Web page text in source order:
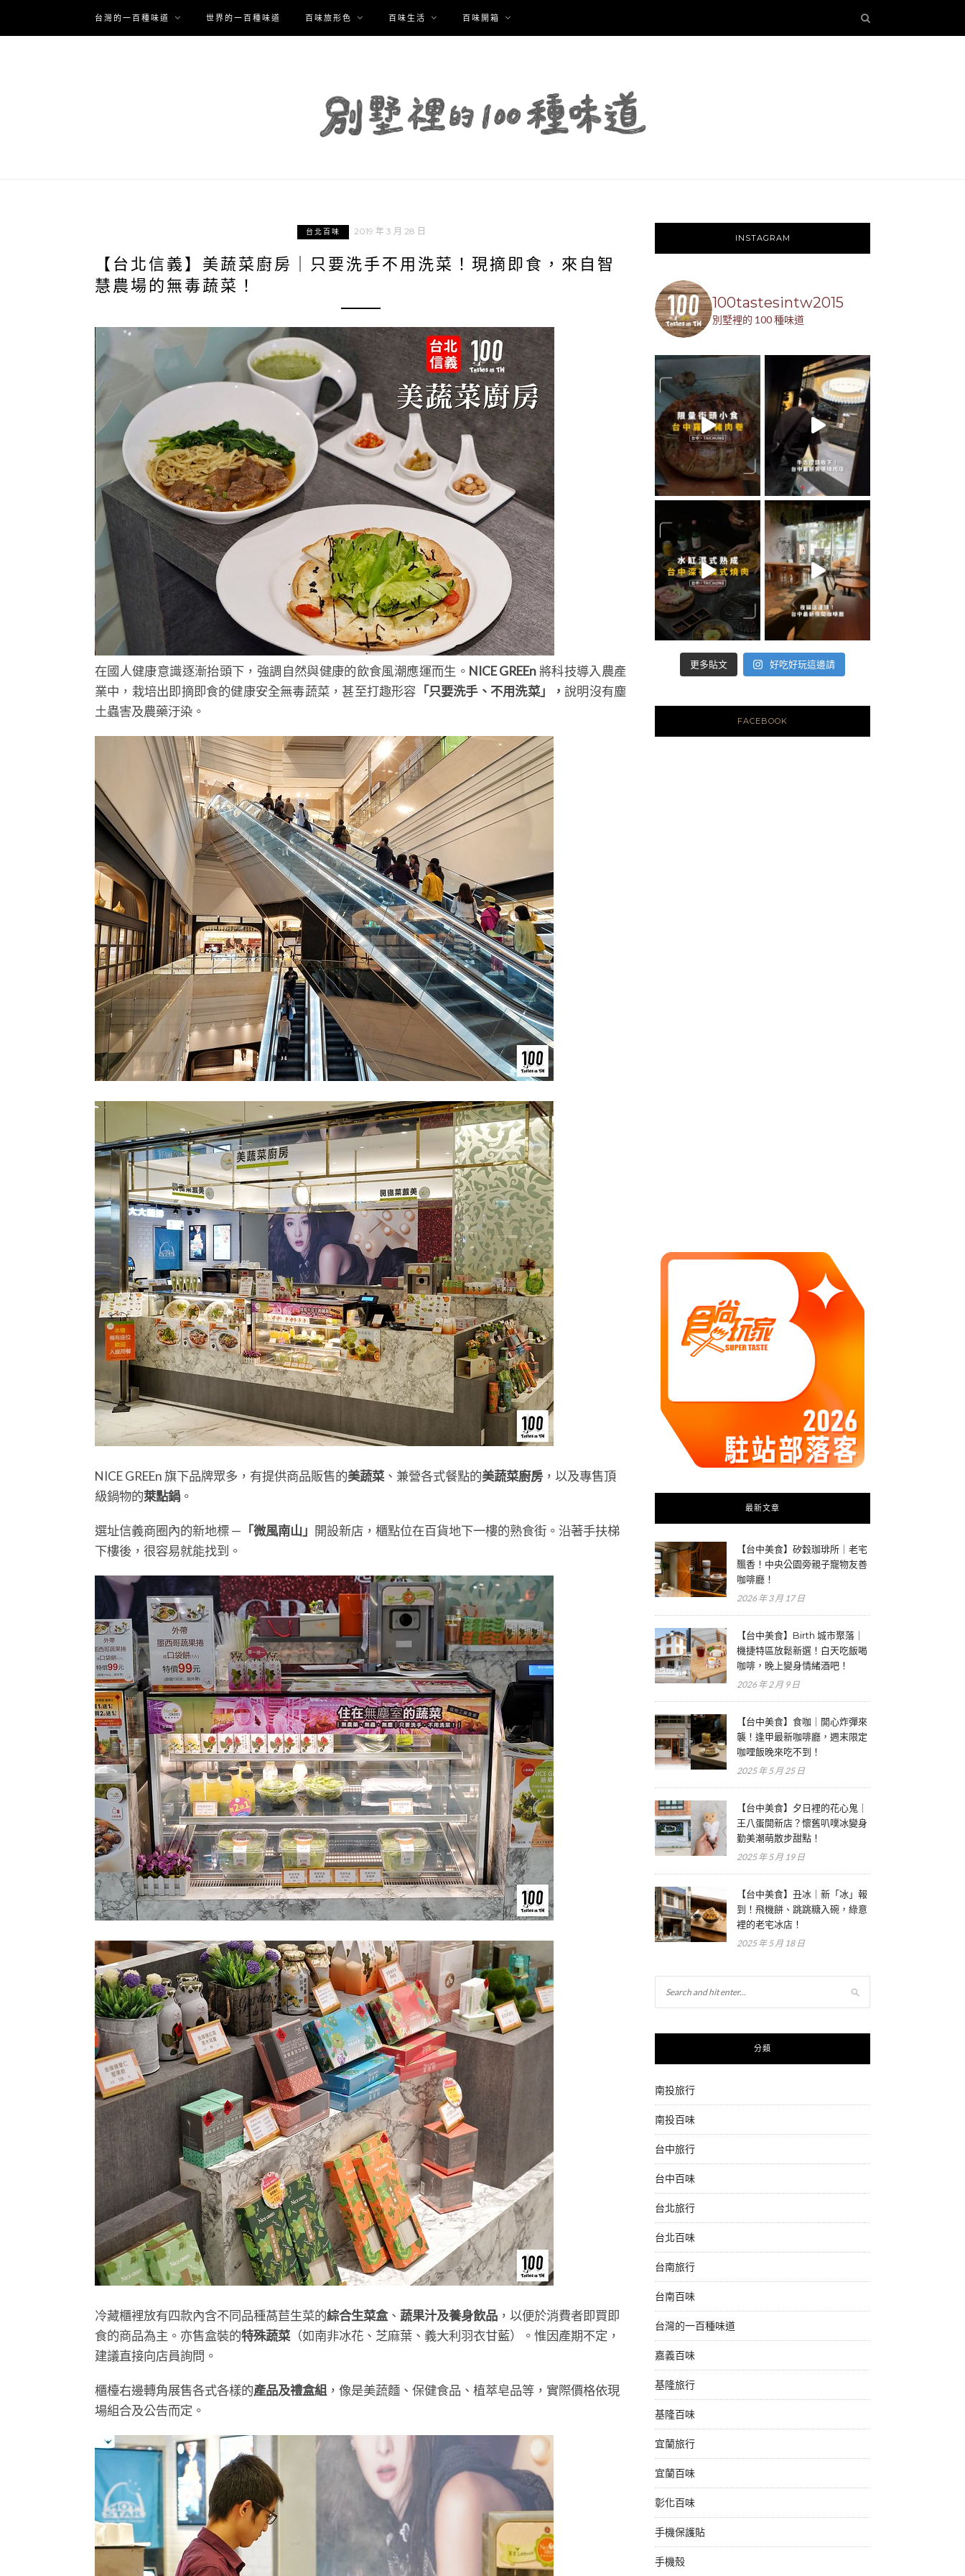
台灣的一百種味道 世界的一百種味道 百味旅形色 百味生活 百味開箱
台北百味 2019 年 3 月 28 日
【台北信義】美蔬菜廚房｜只要洗手不用洗菜！現摘即食，來自智
慧農場的無毒蔬菜！
在國人健康意識逐漸抬頭下，強調自然與健康的飲食風潮應運而生。 NICE GREEn將科技導入農產
業中，栽培出即摘即食的健康安全無毒蔬菜，甚至打趣形容 「只要洗手、不用洗菜」，說明沒有塵
土蟲害及農藥汙染。
NICE GREEn 旗下品牌眾多，有提供商品販售的美蔬菜、兼營各式餐點的美蔬菜廚房，以及專售頂
級鍋物的萊點鍋 。
選址信義商圈內的新地標 — 「微風南山」 開設新店，櫃點位在百貨地下一樓的熟食街。沿著手扶梯
下樓後，很容易就能找到。
冷藏櫃裡放有四款內含不同品種萵苣生菜的綜合生菜盒、 蔬果汁及養身飲品 ，以便於消費者即買即
食的商品為主。亦售盒裝的特殊蔬菜（如南非冰花、芝麻葉、義大利羽衣甘藍）。惟因產期不定，
建議直接向店員詢問。
櫃檯右邊轉角展售各式各樣的產品及禮盒組，像是美蔬麵、保健食品、植萃皂品等，實際價格依現
場組合及公告而定。
INSTAGRAM
100tastesintw2015
別墅裡的 100 種味道
更多貼文 好吃好玩這邊請
FACEBOOK
最新文章
【台中美食】矽穀珈琲所｜老宅
飄香！中央公園旁親子寵物友善
咖啡廳！
2026 年 3 月 17 日
【台中美食】Birth 城市聚落｜
機捷特區放鬆新選！白天吃飯喝
咖啡，晚上變身情緒酒吧！
2026 年 2 月 9 日
【台中美食】食咖｜開心炸彈來
襲！逢甲最新咖啡廳，週末限定
咖哩飯晚來吃不到！
2025 年 5 月 25 日
【台中美食】夕日裡的花心鬼｜
王八蛋開新店？懷舊叭噗冰變身
勤美潮萌散步甜點！
2025 年 5 月 19 日
【台中美食】丑冰｜新「冰」報
到！飛機餅、跳跳糖入碗，綠意
裡的老宅冰店！
2025 年 5 月 18 日
分類
南投旅行
南投百味
台中旅行
台中百味
台北旅行
台北百味
台南旅行
台南百味
台灣的一百種味道
嘉義百味
基隆旅行
基隆百味
宜蘭旅行
宜蘭百味
彰化百味
手機保護貼
手機殼